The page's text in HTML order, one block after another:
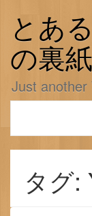
とあ
の裏紙
Just another
タグ: